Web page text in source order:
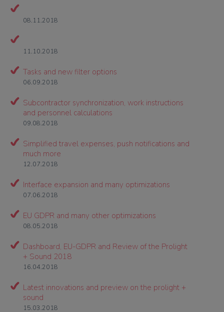
08.11.2018
11.10.2018
Tasks and new filter options
06.09.2018
Subcontractor synchronization, work instructions
and personnel calculations
09.08.2018
Simplified travel expenses, push notifications and
much more
12.07.2018
Interface expansion and many optimizations
07.06.2018
EU GDPR and many other optimizations
08.05.2018
Dashboard, EU-GDPR and Review of the Prolight
+ Sound 2018
16.04.2018
Latest innovations and preview on the prolight +
sound
15.03.2018